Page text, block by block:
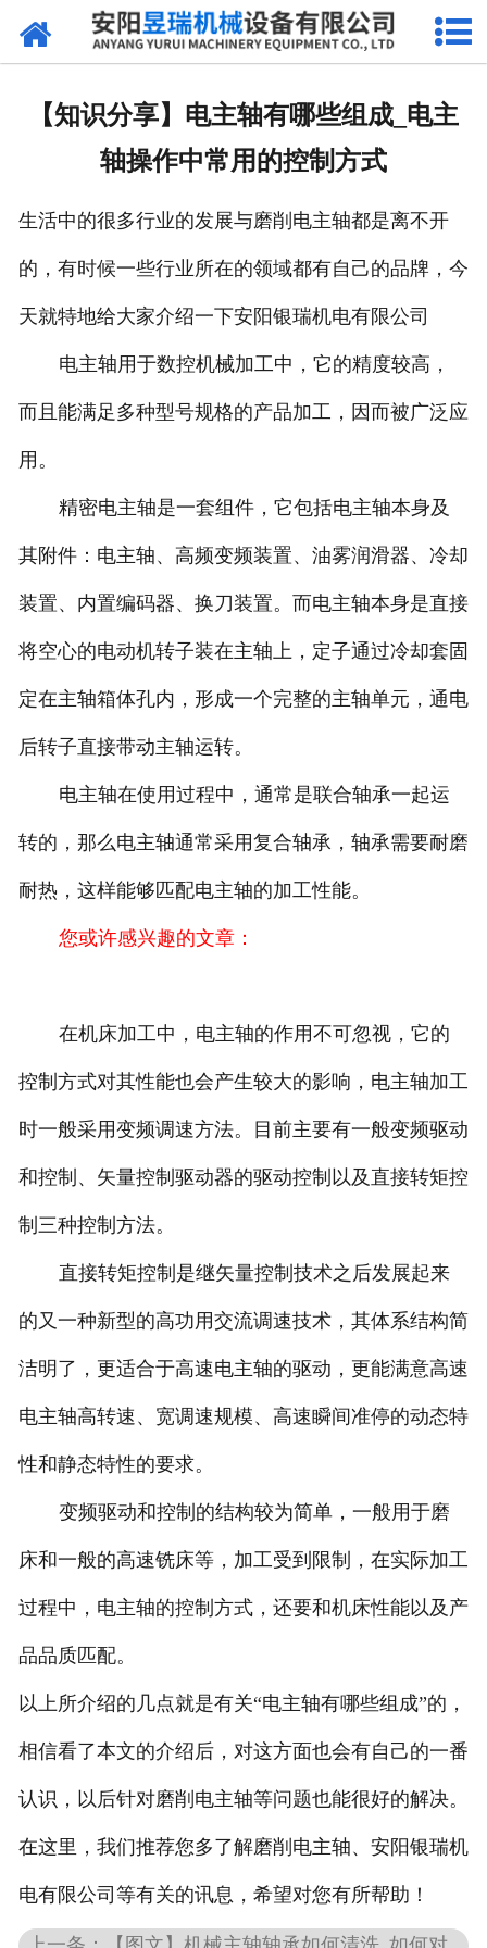
网站首页
联系我们
【知识分享】电主轴有哪些组成_电主
轴操作中常用的控制方式
生活中的很多行业的发展与磨削电主轴都是离不开
的，有时候一些行业所在的领域都有自己的品牌，今
天就特地给大家介绍一下安阳银瑞机电有限公司
电主轴用于数控机械加工中，它的精度较高，
而且能满足多种型号规格的产品加工，因而被广泛应
用。
精密电主轴是一套组件，它包括电主轴本身及
其附件：电主轴、高频变频装置、油雾润滑器、冷却
装置、内置编码器、换刀装置。而电主轴本身是直接
将空心的电动机转子装在主轴上，定子通过冷却套固
定在主轴箱体孔内，形成一个完整的主轴单元，通电
后转子直接带动主轴运转。
电主轴在使用过程中，通常是联合轴承一起运
转的，那么电主轴通常采用复合轴承，轴承需要耐磨
耐热，这样能够匹配电主轴的加工性能。
您或许感兴趣的文章：
在机床加工中，电主轴的作用不可忽视，它的
控制方式对其性能也会产生较大的影响，电主轴加工
时一般采用变频调速方法。目前主要有一般变频驱动
和控制、矢量控制驱动器的驱动控制以及直接转矩控
制三种控制方法。
直接转矩控制是继矢量控制技术之后发展起来
的又一种新型的高功用交流调速技术，其体系结构简
洁明了，更适合于高速电主轴的驱动，更能满意高速
电主轴高转速、宽调速规模、高速瞬间准停的动态特
性和静态特性的要求。
变频驱动和控制的结构较为简单，一般用于磨
床和一般的高速铣床等，加工受到限制，在实际加工
过程中，电主轴的控制方式，还要和机床性能以及产
品品质匹配。
以上所介绍的几点就是有关“电主轴有哪些组成”的，
相信看了本文的介绍后，对这方面也会有自己的一番
认识，以后针对磨削电主轴等问题也能很好的解决。
在这里，我们推荐您多了解磨削电主轴、安阳银瑞机
电有限公司等有关的讯息，希望对您有所帮助！